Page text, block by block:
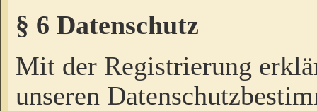
§ 6 Datenschutz
Mit der Registrierung
unseren